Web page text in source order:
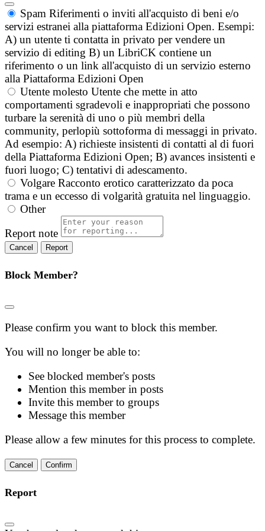
Spam Riferimenti o inviti all'acquisto di beni e/o
servizi estranei alla piattaforma Edizioni Open. Esempi:
A) un utente ti contatta in privato per vendere un
servizio di editing B) un LibriCK contiene un
riferimento o un link all'acquisto di un servizio esterno
alla Piattaforma Edizioni Open
Utente molesto Utente che mette in atto
comportamenti sgradevoli e inappropriati che possono
turbare la serenità di uno o più membri della
community, perlopiù sottoforma di messaggi in privato.
Ad esempio: A) richieste insistenti di contatti al di fuori
della Piattaforma Edizioni Open; B) avances insistenti e
fuori luogo; C) tentativi di adescamento.
Volgare Racconto erotico caratterizzato da poca
trama e un eccesso di volgarità gratuita nel linguaggio.
Other
Report note
Report
Block Member?
Please confirm you want to block this member.
You will no longer be able to:
See blocked member's posts
Mention this member in posts
Invite this member to groups
Message this member
Please allow a few minutes for this process to complete.
Confirm
Report